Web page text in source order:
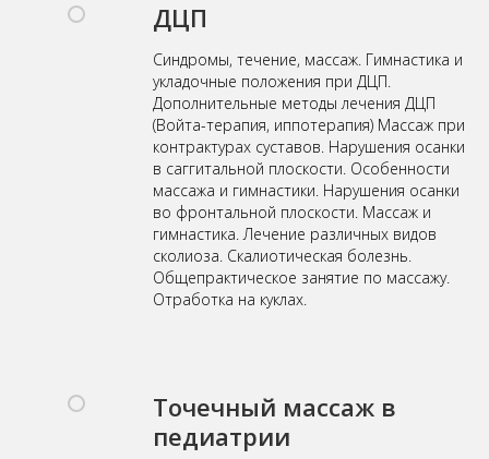
ДЦП
Синдромы, течение, массаж. Гимнастика и
укладочные положения при ДЦП.
Дополнительные методы лечения ДЦП
(Войта-терапия, иппотерапия) Массаж при
контрактурах суставов. Нарушения осанки
в саггитальной плоскости. Особенности
массажа и гимнастики. Нарушения осанки
во фронтальной плоскости. Массаж и
гимнастика. Лечение различных видов
сколиоза. Скалиотическая болезнь.
Общепрактическое занятие по массажу.
Отработка на куклах.
Точечный массаж в
педиатрии